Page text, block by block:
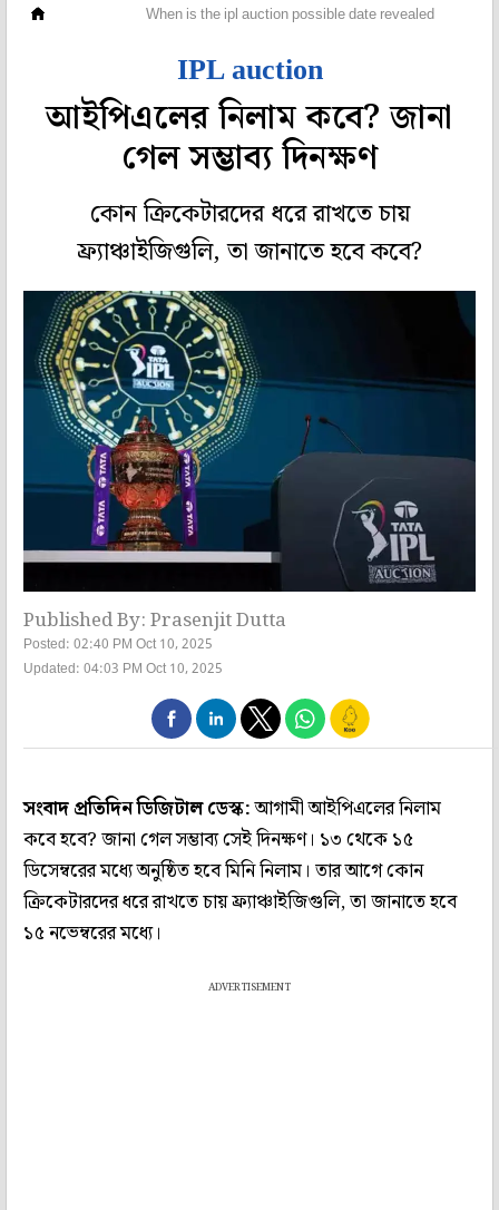
When is the ipl auction possible date revealed
IPL auction
আইপিএলের নিলাম কবে? জানা
গেল সম্ভাব্য দিনক্ষণ
কোন ক্রিকেটারদের ধরে রাখতে চায়
ফ্র্যাঞ্চাইজিগুলি, তা জানাতে হবে কবে?
Published By: Prasenjit Dutta
Posted: 02:40 PM Oct 10, 2025
Updated: 04:03 PM Oct 10, 2025
সংবাদ প্রতিদিন ডিজিটাল ডেস্ক:আগামী আইপিএলের নিলাম
কবে হবে? জানা গেল সম্ভাব্য সেই দিনক্ষণ। ১৩ থেকে ১৫
ডিসেম্বরের মধ্যে অনুষ্ঠিত হবে মিনি নিলাম। তার আগে কোন
ক্রিকেটারদের ধরে রাখতে চায় ফ্র্যাঞ্চাইজিগুলি, তা জানাতে হবে
১৫ নভেম্বরের মধ্যে।
ADVERTISEMENT